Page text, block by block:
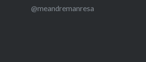
@meandremanresa